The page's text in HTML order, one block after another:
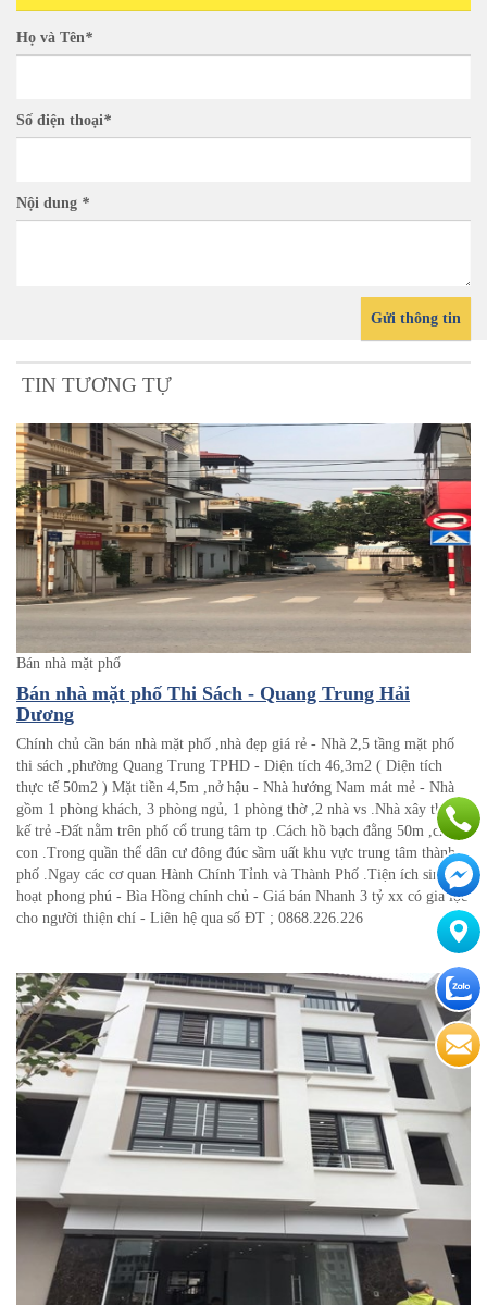
Họ và Tên*
Số điện thoại*
Nội dung *
Gửi thông tin
TIN TƯƠNG TỰ
Bán nhà mặt phố
Bán nhà mặt phố Thi Sách - Quang Trung Hải
Dương
Chính chủ cần bán nhà mặt phố ,nhà đẹp giá rẻ - Nhà 2,5 tầng mặt phố
thi sách ,phường Quang Trung TPHD - Diện tích 46,3m2 ( Diện tích
thực tế 50m2 ) Mặt tiền 4,5m ,nở hậu - Nhà hướng Nam mát mẻ - Nhà
gồm 1 phòng khách, 3 phòng ngủ, 1 phòng thờ ,2 nhà vs .Nhà xây thiết
kế trẻ -Đất nằm trên phố cổ trung tâm tp .Cách hồ bạch đằng 50m ,chợ
con .Trong quần thể dân cư đông đúc sầm uất khu vực trung tâm thành
phố .Ngay các cơ quan Hành Chính Tỉnh và Thành Phố .Tiện ích sinh
hoạt phong phú - Bìa Hồng chính chủ - Giá bán Nhanh 3 tỷ xx có gia lộc
cho người thiện chí - Liên hệ qua số ĐT ; 0868.226.226